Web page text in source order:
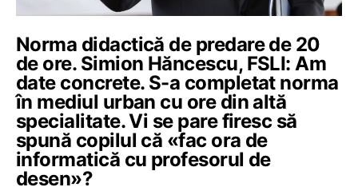
Norma didactică de predare de 20
de ore. Simion Hăncescu, FSLI: Am
date concrete. S-a completat norma
în mediul urban cu ore din altă
specialitate. Vi se pare firesc să
spună copilul că «fac ora de
informatică cu profesorul de
desen»?